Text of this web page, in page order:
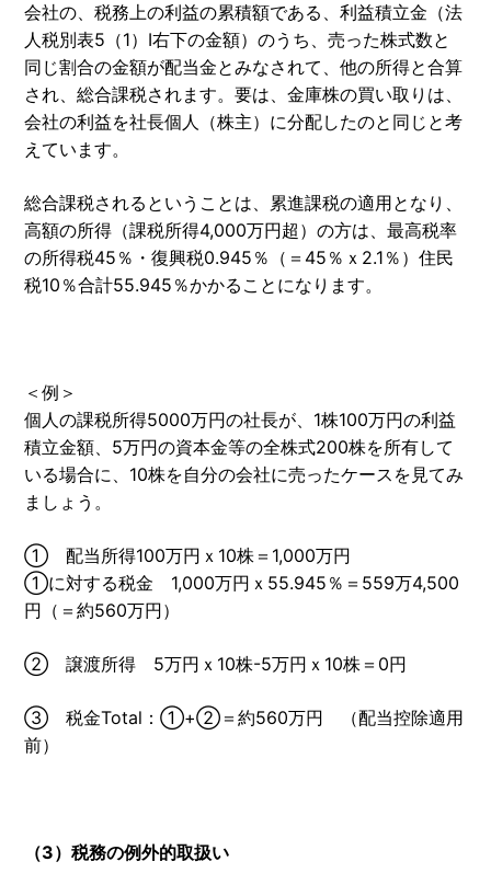
会社の、税務上の利益の累積額である、利益積立金（法
人税別表5（1）Ⅰ右下の金額）のうち、売った株式数と
同じ割合の金額が配当金とみなされて、他の所得と合算
され、総合課税されます。要は、金庫株の買い取りは、
会社の利益を社長個人（株主）に分配したのと同じと考
えています。
総合課税されるということは、累進課税の適用となり、
高額の所得（課税所得4,000万円超）の方は、最高税率
の所得税45％・復興税0.945％（＝45％ｘ2.1％）住民
税10％合計55.945％かかることになります。
＜例＞
個人の課税所得5000万円の社長が、1株100万円の利益
積立金額、5万円の資本金等の全株式200株を所有して
いる場合に、10株を自分の会社に売ったケースを見てみ
ましょう。
① 配当所得100万円ｘ10株＝1,000万円
①に対する税金 1,000万円ｘ55.945％＝559万4,500
円（＝約560万円）
② 譲渡所得 5万円ｘ10株-5万円ｘ10株＝0円
③ 税金Total：①+②＝約560万円 （配当控除適用
前）
（3）税務の例外的取扱い